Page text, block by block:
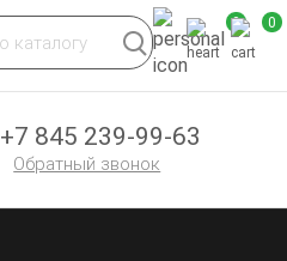
0 0
+7 845 239-99-63
Обратный звонок